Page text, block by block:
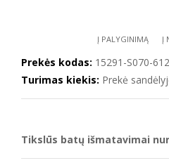
Į PALYGINIMĄ Į
Prekės kodas: 15291-S070-
Turimas kiekis: Prekė
Tikslūs batų išmatavimai